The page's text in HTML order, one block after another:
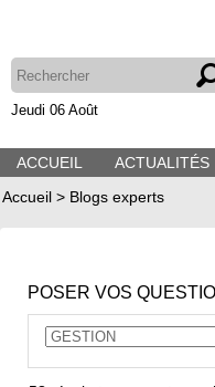
Jeudi 06 Août
ACCUEIL ACTUALITÉS
Accueil > Blogs experts
POSER VOS